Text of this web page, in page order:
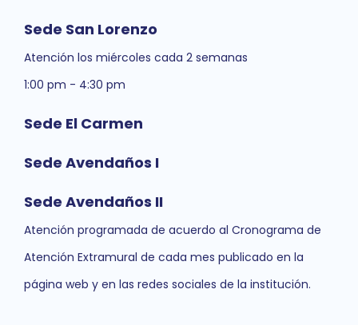
Sede San Lorenzo
Atención los miércoles cada 2 semanas
1:00 pm - 4:30 pm
Sede El Carmen
Sede Avendaños I
Sede Avendaños II
Atención programada de acuerdo al Cronograma de
Atención Extramural de cada mes publicado en la
página web y en las redes sociales de la institución.